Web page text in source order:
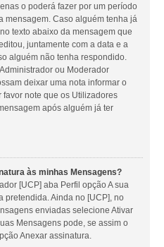
o poderá fazer por um período
mensagem. Caso alguém tenha já
texto abaixo da mensagem que
juntamente com a data e a
alguém não tenha respondido.
ou Moderador
deixar uma nota informar o
note que os Utilizadores
após alguém já ter
às minhas Mensagens?
[UCP] aba Perfil opção A sua
pretendida. Ainda no [UCP], no
enviadas selecione Ativar
Mensagens pode, se assim o
Anexar assinatura.